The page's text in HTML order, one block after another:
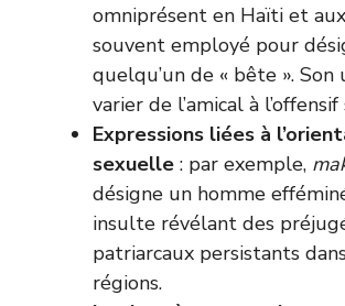
omniprésent en Haïti et
souvent employé pour
quelqu’un de « bête ».
varier de l’amical à
Expressions liées à
sexuelle : par exemple,
désigne un homme
insulte révélant des
patriarcaux persistants
régions.